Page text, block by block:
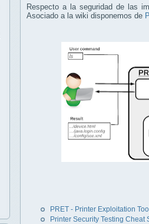
Respecto a la seguridad de las
Asociado a la wiki disponemos de
PRET - Printer Exploitation
Printer Security Testing Cheat